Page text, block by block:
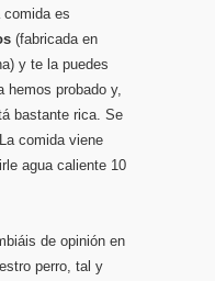
es
(fabricada en
y te la puedes
hemos probado y,
bastante rica. Se
comida viene
agua caliente 10
de opinión en
perro, tal y